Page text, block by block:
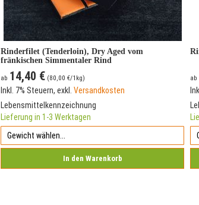
Rinderfilet (Tenderloin), Dry Aged vom
fränkischen Simmentaler Rind
ab 14,40 € (80,00 €/1kg)
Inkl. 7% Steuern,exkl.Versandkosten
Lebensmittelkennzeichnung
Lieferung in 1-3 Werktagen
In den Warenkorb
ab